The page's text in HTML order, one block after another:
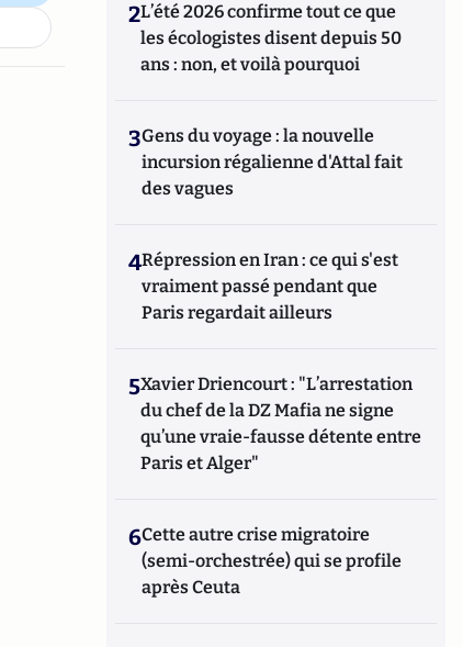
2L’été 2026 confirme tout ce que
les écologistes disent depuis 50
ans : non, et voilà pourquoi
3Gens du voyage : la nouvelle
incursion régalienne d'Attal fait
des vagues
4Répression en Iran : ce qui s'est
vraiment passé pendant que
Paris regardait ailleurs
5Xavier Driencourt : "L’arrestation
du chef de la DZ Mafia ne signe
qu’une vraie-fausse détente entre
Paris et Alger"
6Cette autre crise migratoire
(semi-orchestrée) qui se profile
après Ceuta